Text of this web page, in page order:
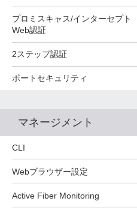
プロミスキャス/インターセプト
Web認証
2ステップ認証
ポートセキュリティ
マネージメント
CLI
Webブラウザー設定
Active Fiber Monitoring